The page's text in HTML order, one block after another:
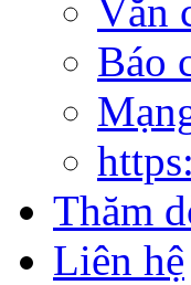
Văn
Báo
Thăm
Liên hệ